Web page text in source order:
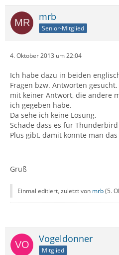
mrb
Senior-Mitglied
4. Oktober 2013 um 22:04
Ich habe dazu in beiden
Fragen bzw. Antworten
mit keiner Antwort, die andere
ich gegeben habe.
Da sehe ich keine Lösung.
Schade dass es für
Plus gibt, damit könnte man
Gruß
Einmal editiert, zuletzt von mrb(5.
Vogeldonner
Mitglied